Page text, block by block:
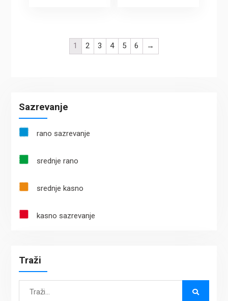
1 2 3 4 5 6 →
Sazrevanje
rano sazrevanje
srednje rano
srednje kasno
kasno sazrevanje
Traži
Search